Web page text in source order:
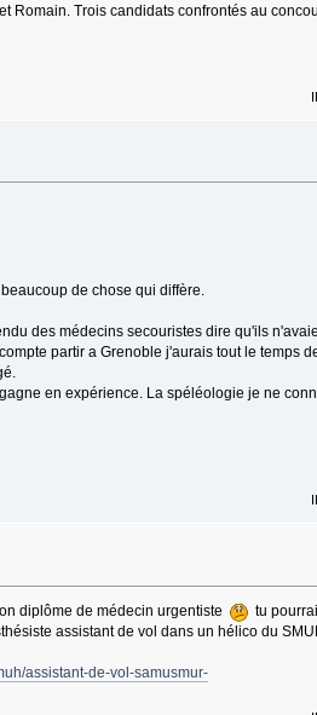
Romain. Trois candidats confrontés au
de chose qui diffère.
des médecins secouristes dire qu'ils
partir a Grenoble j'aurais tout le temps
en expérience. La spéléologie je ne
diplôme de médecin urgentiste
tu
assistant de vol dans un hélico du
assistant-de-vol-samusmur-